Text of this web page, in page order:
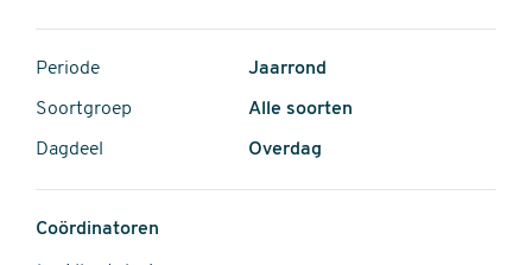
Periode Jaarrond
Soortgroep Alle soorten
Dagdeel Overdag
Coördinatoren